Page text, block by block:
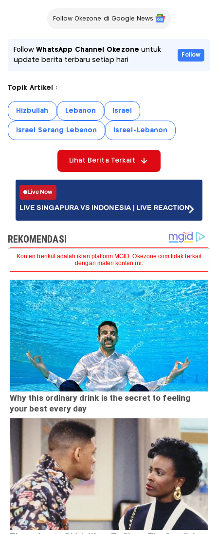
Follow Okezone di Google News
FollowWhatsApp Channel Okezone untuk
update berita terbaru setiap hari
Follow
Topik Artikel :
Hizbullah Lebanon Israel
Israel Serang Lebanon Israel-Lebanon
Lihat Berita Terkait
Live Now
LIVE SINGAPURA VS INDONESIA | LIVE REACTION